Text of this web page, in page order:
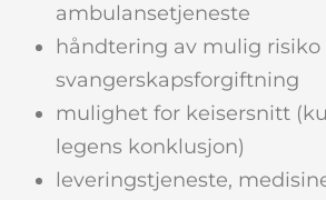
ambulansetjeneste
håndtering av mulig risiko
svangerskapsforgiftning
mulighet for keisersnitt
legens konklusjon)
leveringstjeneste,